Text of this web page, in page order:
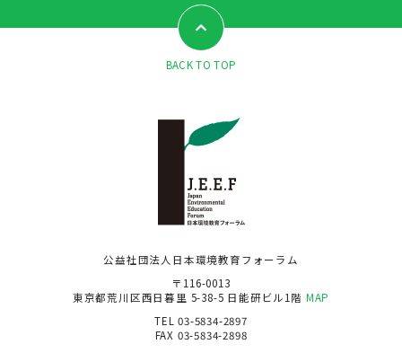
BACK TO TOP
公益社団法人日本環境教育フォーラム
〒116-0013
東京都荒川区西日暮里 5-38-5 日能研ビル1階 MAP
TEL 03-5834-2897
FAX 03-5834-2898